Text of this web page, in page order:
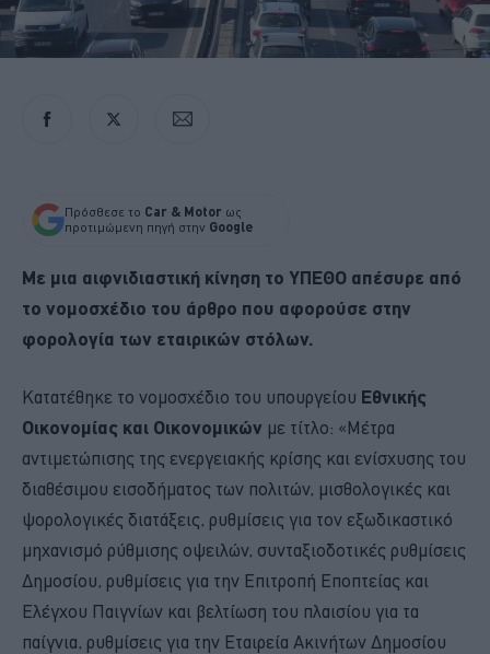
Πρόσθεσε το Car & Motor ως
προτιμώμενη πηγή στην Google
Με μια αιφνιδιαστική κίνηση το ΥΠΕΘΟ απέσυρε από
το νομοσχέδιο του άρθρο που αφορούσε στην
φορολογία των εταιρικών στόλων.
Κατατέθηκε το νομοσχέδιο του υπουργείου Εθνικής
Οικονομίας και Οικονομικών με τίτλο: «Μέτρα
αντιμετώπισης της ενεργειακής κρίσης και ενίσχυσης του
διαθέσιμου εισοδήματος των πολιτών, μισθολογικές και
ψορολογικές διατάξεις, ρυθμίσεις για τον εξωδικαστικό
μηχανισμό ρύθμισης οψειλών, συνταξιοδοτικές ρυθμίσεις
Δημοσίου, ρυθμίσεις για την Επιτροπή Εποπτείας και
Ελέγχου Παιγνίων και βελτίωση του πλαισίου για τα
παίγνια, ρυθμίσεις για την Εταιρεία Ακινήτων Δημοσίου